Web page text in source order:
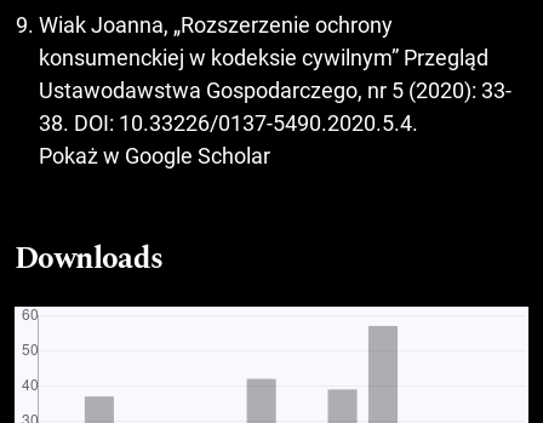
Wiak Joanna, „Rozszerzenie ochrony
konsumenckiej w kodeksie cywilnym” Przegląd
Ustawodawstwa Gospodarczego, nr 5 (2020): 33-
38. DOI: 10.33226/0137-5490.2020.5.4.
Pokaż w Google Scholar
Downloads